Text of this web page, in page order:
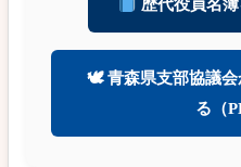
歴代役員名簿
🕊 青森県支部協議会
る（